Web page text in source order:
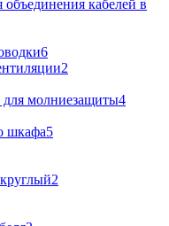
кабелей в
6
2
молниезащиты4
шкафа5
2